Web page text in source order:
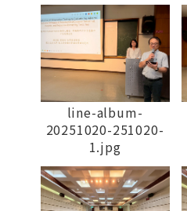
line-album-
20251020-251020-
1.jpg